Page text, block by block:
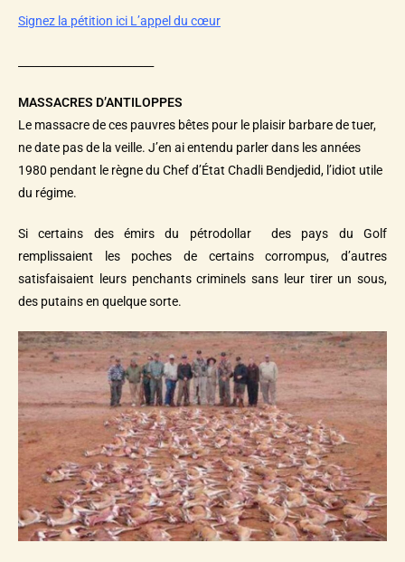
Signez la pétition ici L’appel du cœur
MASSACRES D’ANTILOPPES
Le massacre de ces pauvres bêtes pour le plaisir barbare de tuer,
ne date pas de la veille. J’en ai entendu parler dans les années
1980 pendant le règne du Chef d’État Chadli Bendjedid, l’idiot utile
du régime.
Si certains des émirs du pétrodollar des pays du Golf
remplissaient les poches de certains corrompus, d’autres
satisfaisaient leurs penchants criminels sans leur tirer un sous,
des putains en quelque sorte.